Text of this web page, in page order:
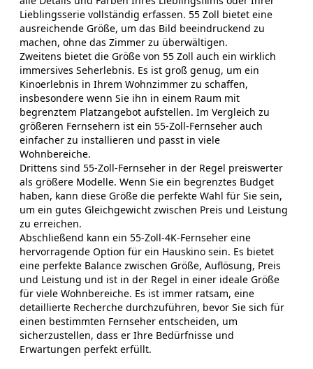
Lieblingsserie vollständig erfassen. 55 Zoll bietet eine
ausreichende Größe, um das Bild beeindruckend zu
machen, ohne das Zimmer zu überwältigen.
Zweitens bietet die Größe von 55 Zoll auch ein wirklich
immersives Seherlebnis. Es ist groß genug, um ein
Kinoerlebnis in Ihrem Wohnzimmer zu schaffen,
insbesondere wenn Sie ihn in einem Raum mit
begrenztem Platzangebot aufstellen. Im Vergleich zu
größeren Fernsehern ist ein 55-Zoll-Fernseher auch
einfacher zu installieren und passt in viele
Wohnbereiche.
Drittens sind 55-Zoll-Fernseher in der Regel preiswerter
als größere Modelle. Wenn Sie ein begrenztes Budget
haben, kann diese Größe die perfekte Wahl für Sie sein,
um ein gutes Gleichgewicht zwischen Preis und Leistung
zu erreichen.
Abschließend kann ein 55-Zoll-4K-Fernseher eine
hervorragende Option für ein Hauskino sein. Es bietet
eine perfekte Balance zwischen Größe, Auflösung, Preis
und Leistung und ist in der Regel in einer ideale Größe
für viele Wohnbereiche. Es ist immer ratsam, eine
detaillierte Recherche durchzuführen, bevor Sie sich für
einen bestimmten Fernseher entscheiden, um
sicherzustellen, dass er Ihre Bedürfnisse und
Erwartungen perfekt erfüllt.